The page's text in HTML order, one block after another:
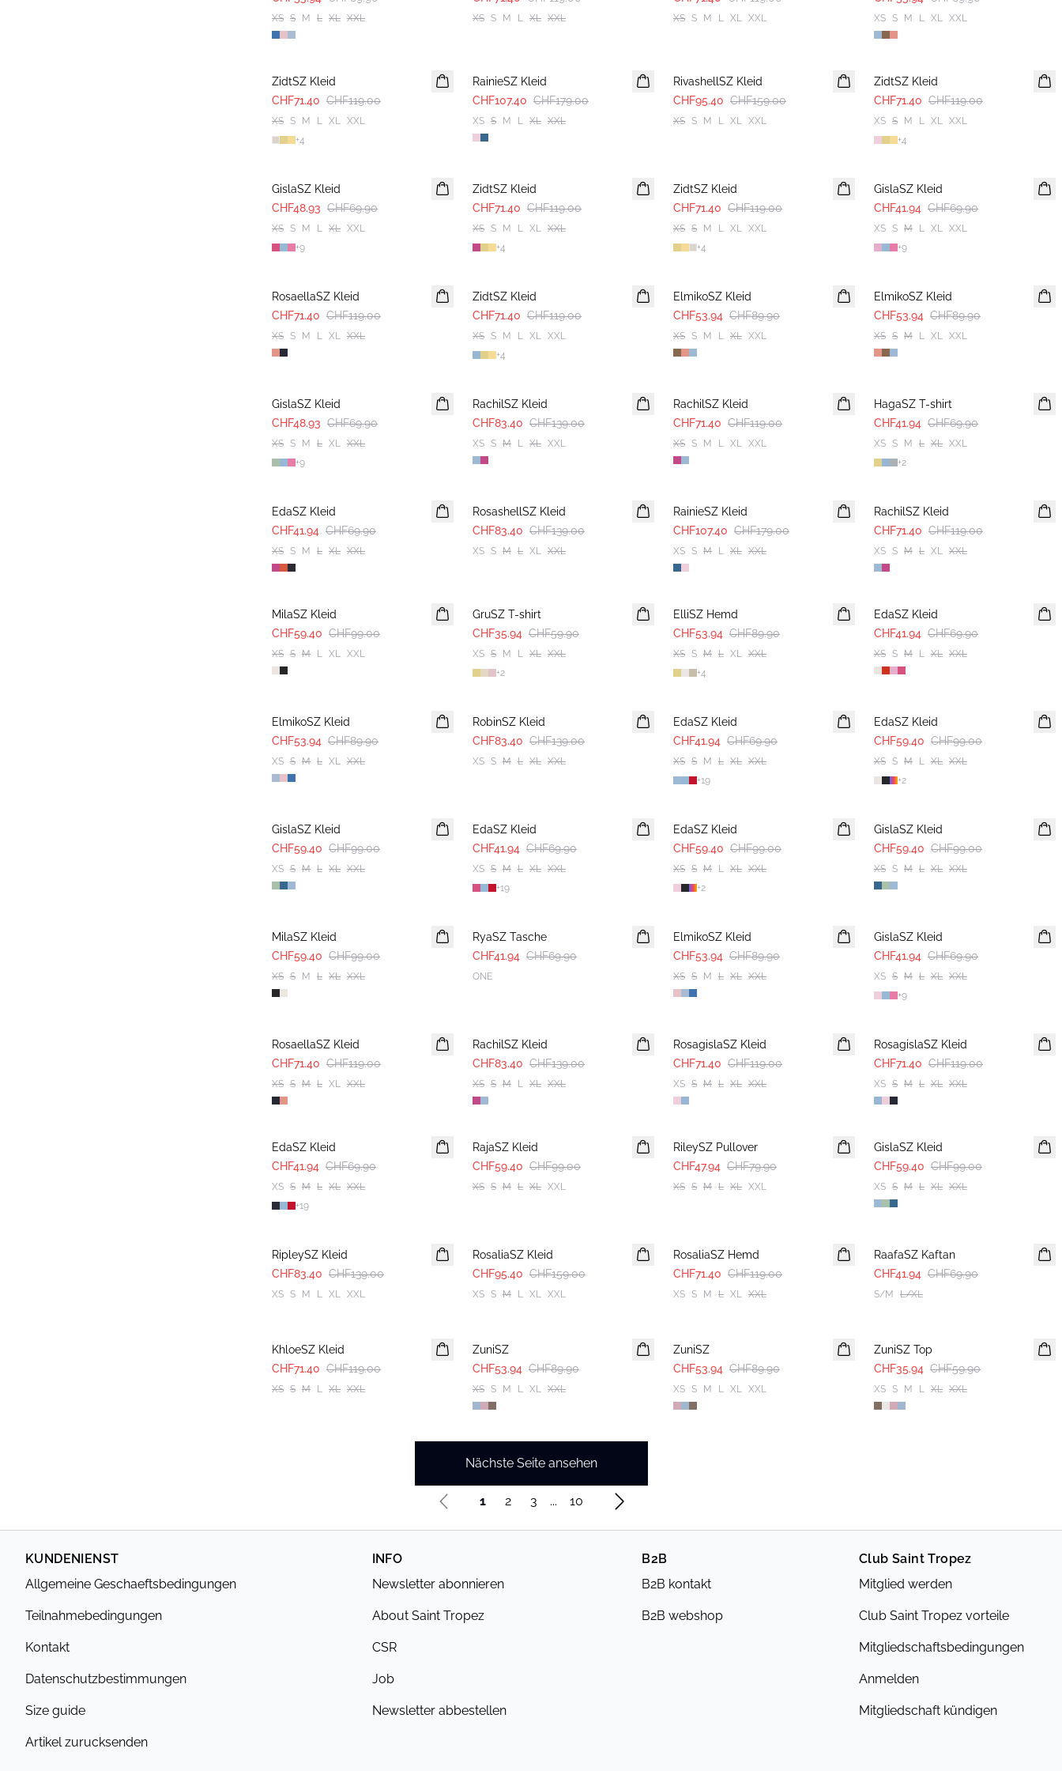
XS S M L XL XXL XS S M L XL XXL XS S M L XL XXL XS S M L XL XXL
ZidtSZ Kleid
CHF71.40 CHF119.00
XS S M L XL XXL
+4
RainieSZ Kleid
CHF107.40 CHF179.00
XS S M L XL XXL
RivashellSZ Kleid
CHF95.40 CHF159.00
XS S M L XL XXL
ZidtSZ Kleid
CHF71.40 CHF119.00
XS S M L XL XXL
+4
GislaSZ Kleid
CHF48.93 CHF69.90
XS S M L XL XXL
+9
ZidtSZ Kleid
CHF71.40 CHF119.00
XS S M L XL XXL
+4
ZidtSZ Kleid
CHF71.40 CHF119.00
XS S M L XL XXL
+4
GislaSZ Kleid
CHF41.94 CHF69.90
XS S M L XL XXL
+9
RosaellaSZ Kleid
CHF71.40 CHF119.00
XS S M L XL XXL
ZidtSZ Kleid
CHF71.40 CHF119.00
XS S M L XL XXL
+4
ElmikoSZ Kleid
CHF53.94 CHF89.90
XS S M L XL XXL
ElmikoSZ Kleid
CHF53.94 CHF89.90
XS S M L XL XXL
GislaSZ Kleid
CHF48.93 CHF69.90
XS S M L XL XXL
+9
RachilSZ Kleid
CHF83.40 CHF139.00
XS S M L XL XXL
RachilSZ Kleid
CHF71.40 CHF119.00
XS S M L XL XXL
HagaSZ T-shirt
CHF41.94 CHF69.90
XS S M L XL XXL
+2
EdaSZ Kleid
CHF41.94 CHF69.90
XS S M L XL XXL
RosashellSZ Kleid
CHF83.40 CHF139.00
XS S M L XL XXL
RainieSZ Kleid
CHF107.40 CHF179.00
XS S M L XL XXL
RachilSZ Kleid
CHF71.40 CHF119.00
XS S M L XL XXL
MilaSZ Kleid
CHF59.40 CHF99.00
XS S M L XL XXL
GruSZ T-shirt
CHF35.94 CHF59.90
XS S M L XL XXL
+2
ElliSZ Hemd
CHF53.94 CHF89.90
XS S M L XL XXL
+4
EdaSZ Kleid
CHF41.94 CHF69.90
XS S M L XL XXL
ElmikoSZ Kleid
CHF53.94 CHF89.90
XS S M L XL XXL
RobinSZ Kleid
CHF83.40 CHF139.00
XS S M L XL XXL
EdaSZ Kleid
CHF41.94 CHF69.90
XS S M L XL XXL
+19
EdaSZ Kleid
CHF59.40 CHF99.00
XS S M L XL XXL
+2
GislaSZ Kleid
CHF59.40 CHF99.00
XS S M L XL XXL
EdaSZ Kleid
CHF41.94 CHF69.90
XS S M L XL XXL
+19
EdaSZ Kleid
CHF59.40 CHF99.00
XS S M L XL XXL
+2
GislaSZ Kleid
CHF59.40 CHF99.00
XS S M L XL XXL
MilaSZ Kleid
CHF59.40 CHF99.00
XS S M L XL XXL
RyaSZ Tasche
CHF41.94 CHF69.90
ONE
ElmikoSZ Kleid
CHF53.94 CHF89.90
XS S M L XL XXL
GislaSZ Kleid
CHF41.94 CHF69.90
XS S M L XL XXL
+9
RosaellaSZ Kleid
CHF71.40 CHF119.00
XS S M L XL XXL
RachilSZ Kleid
CHF83.40 CHF139.00
XS S M L XL XXL
RosagislaSZ Kleid
CHF71.40 CHF119.00
XS S M L XL XXL
RosagislaSZ Kleid
CHF71.40 CHF119.00
XS S M L XL XXL
EdaSZ Kleid
CHF41.94 CHF69.90
XS S M L XL XXL
+19
RajaSZ Kleid
CHF59.40 CHF99.00
XS S M L XL XXL
RileySZ Pullover
CHF47.94 CHF79.90
XS S M L XL XXL
GislaSZ Kleid
CHF59.40 CHF99.00
XS S M L XL XXL
RipleySZ Kleid
CHF83.40 CHF139.00
XS S M L XL XXL
RosaliaSZ Kleid
CHF95.40 CHF159.00
XS S M L XL XXL
RosaliaSZ Hemd
CHF71.40 CHF119.00
XS S M L XL XXL
RaafaSZ Kaftan
CHF41.94 CHF69.90
S/M
L/XL
KhloeSZ Kleid
CHF71.40 CHF119.00
XS S M L XL XXL
ZuniSZ
CHF53.94 CHF89.90
XS S M L XL XXL
ZuniSZ
CHF53.94 CHF89.90
XS S M L XL XXL
ZuniSZ Top
CHF35.94 CHF59.90
XS S M L XL XXL
Nächste Seite ansehen
1 2 3 ... 10
KUNDENIENST
Allgemeine Geschaeftsbedingungen
Teilnahmebedingungen
Kontakt
Datenschutzbestimmungen
Size guide
Artikel zurucksenden
INFO
Newsletter abonnieren
About Saint Tropez
CSR
Job
Newsletter abbestellen
B2B
B2B kontakt
B2B webshop
Club Saint Tropez
Mitglied werden
Club Saint Tropez vorteile
Mitgliedschaftsbedingungen
Anmelden
Mitgliedschaft kündigen